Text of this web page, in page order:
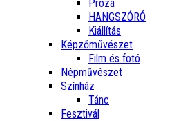
Próza
HANGSZÓRÓ
Kiállítás
Képzőművészet
Film és fotó
Népművészet
Színház
Tánc
Fesztivál